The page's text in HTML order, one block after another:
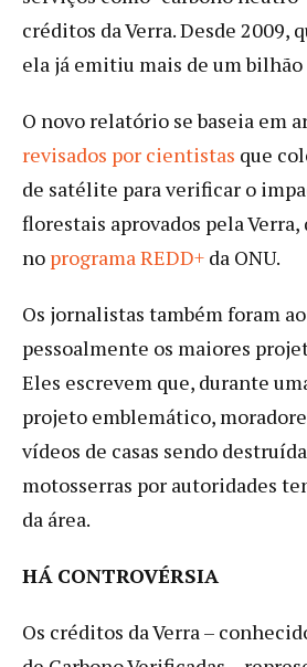
créditos da Verra. Desde 2009,
ela já emitiu mais de um bilhão
O novo relatório se baseia em
revisados por cientistas que
de satélite para verificar o
florestais aprovados pela Verra,
no programa REDD+ da ONU.
Os jornalistas também foram
pessoalmente os maiores
Eles escrevem que, durante
projeto emblemático,
vídeos de casas sendo
motosserras por autoridades
da área.
HÁ CONTROVÉRSIA
Os créditos da Verra –